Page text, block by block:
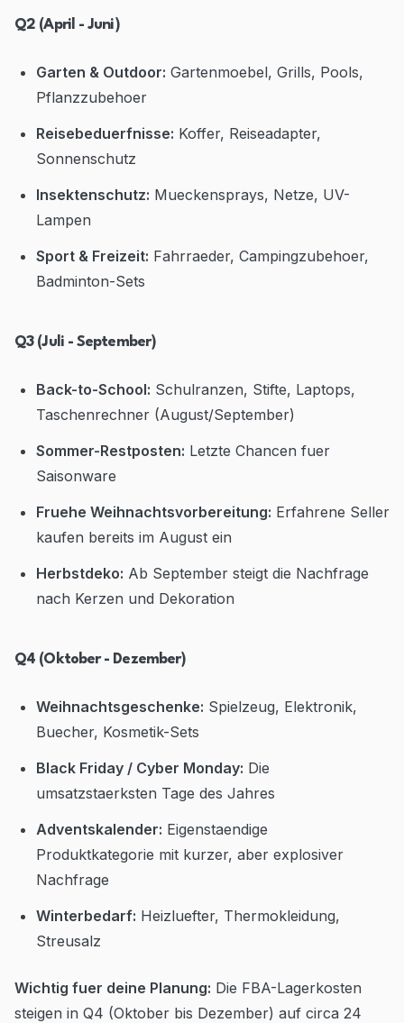
Q2 (April - Juni)
Garten & Outdoor: Gartenmoebel, Grills, Pools,
Pflanzzubehoer
Reisebeduerfnisse: Koffer, Reiseadapter,
Sonnenschutz
Insektenschutz: Mueckensprays, Netze, UV-
Lampen
Sport & Freizeit: Fahrraeder, Campingzubehoer,
Badminton-Sets
Q3 (Juli - September)
Back-to-School: Schulranzen, Stifte, Laptops,
Taschenrechner (August/September)
Sommer-Restposten: Letzte Chancen fuer
Saisonware
Fruehe Weihnachtsvorbereitung: Erfahrene Seller
kaufen bereits im August ein
Herbstdeko: Ab September steigt die Nachfrage
nach Kerzen und Dekoration
Q4 (Oktober - Dezember)
Weihnachtsgeschenke: Spielzeug, Elektronik,
Buecher, Kosmetik-Sets
Black Friday / Cyber Monday: Die
umsatzstaerksten Tage des Jahres
Adventskalender: Eigenstaendige
Produktkategorie mit kurzer, aber explosiver
Nachfrage
Winterbedarf: Heizluefter, Thermokleidung,
Streusalz
Wichtig fuer deine Planung: Die FBA-Lagerkosten
steigen in Q4 (Oktober bis Dezember) auf circa 24